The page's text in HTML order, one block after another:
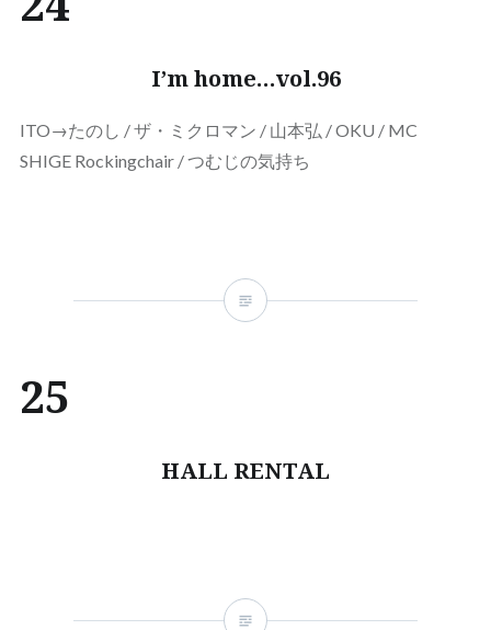
I’m home…vol.96
ITO→たのし / ザ・ミクロマン / 山本弘 / OKU / MC
SHIGE Rockingchair / つむじの気持ち
25
HALL RENTAL